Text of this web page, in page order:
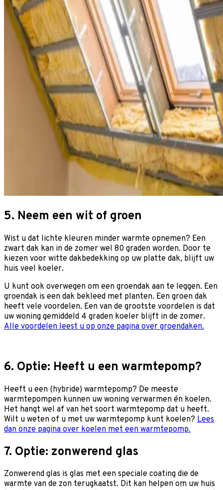
5. Neem een wit of groen
Wist u dat lichte kleuren minder warmte opnemen? Een
zwart dak kan in de zomer wel 80 graden worden. Door te
kiezen voor witte dakbedekking op uw platte dak, blijft uw
huis veel koeler.
U kunt ook overwegen om een groendak aan te leggen. Een
groendak is een dak bekleed met planten. Een groen dak
heeft vele voordelen. Een van de grootste voordelen is dat
uw woning gemiddeld 4 graden koeler blijft in de zomer.
Alle voordelen leest u op onze pagina over groendaken.
6. Optie: Heeft u een warmtepomp?
Heeft u een (hybride) warmtepomp? De meeste
warmtepompen kunnen uw woning verwarmen én koelen.
Het hangt wel af van het soort warmtepomp dat u heeft.
Wilt u weten of u met uw warmtepomp kunt koelen? Lees
dan onze pagina over koelen met een warmtepomp.
7. Optie: zonwerend glas
Zonwerend glas is glas met een speciale coating die de
warmte van de zon terugkaatst. Dit kan helpen om uw huis